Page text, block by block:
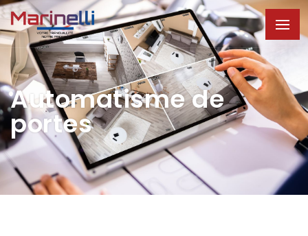
Automatisme de
portes